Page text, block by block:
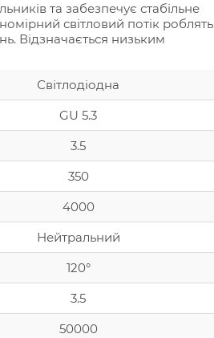
та забезпечує стабільне
світловий потік роблять
Відзначається низьким
Світлодіодна
GU 5.3
3.5
350
4000
Нейтральний
120°
3.5
50000